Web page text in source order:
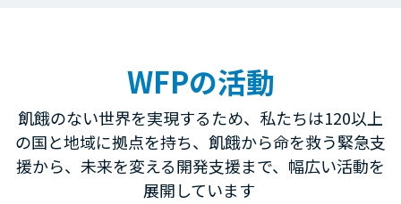
WFPの活動
飢餓のない世界を実現するため、私たちは120以上
の国と地域に拠点を持ち、飢餓から命を救う緊急支
援から、未来を変える開発支援まで、幅広い活動を
展開しています